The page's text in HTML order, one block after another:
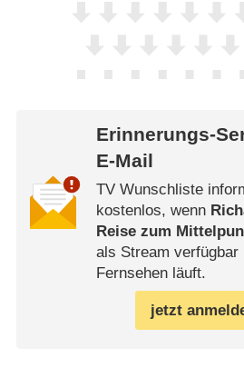
Erinnerungs-
E-Mail
TV Wunschliste
kostenlos, wenn
Reise zum
als Stream verfügbar
Fernsehen läuft.
jetzt